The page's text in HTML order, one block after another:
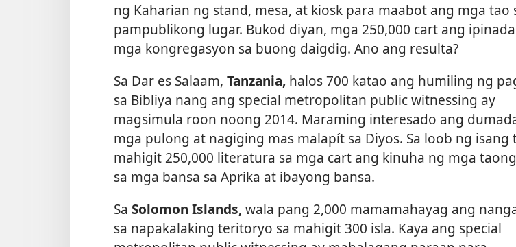
ng Kaharian ng stand, mesa, at kiosk para maabot ang mga tao
pampublikong lugar. Bukod diyan, mga 250,000 cart ang
mga kongregasyon sa buong daigdig. Ano ang resulta?
Sa Dar es Salaam, Tanzania, halos 700 katao ang humiling ng
sa Bibliya nang ang special metropolitan public witnessing ay
magsimula roon noong 2014. Maraming interesado ang
mga pulong at nagiging mas malapít sa Diyos. Sa loob ng isang
mahigit 250,000 literatura sa mga cart ang kinuha ng mga
sa mga bansa sa Aprika at ibayong bansa.
Sa Solomon Islands,wala pang 2,000 mamamahayag ang
sa napakalaking teritoryo sa mahigit 300 isla. Kaya ang special